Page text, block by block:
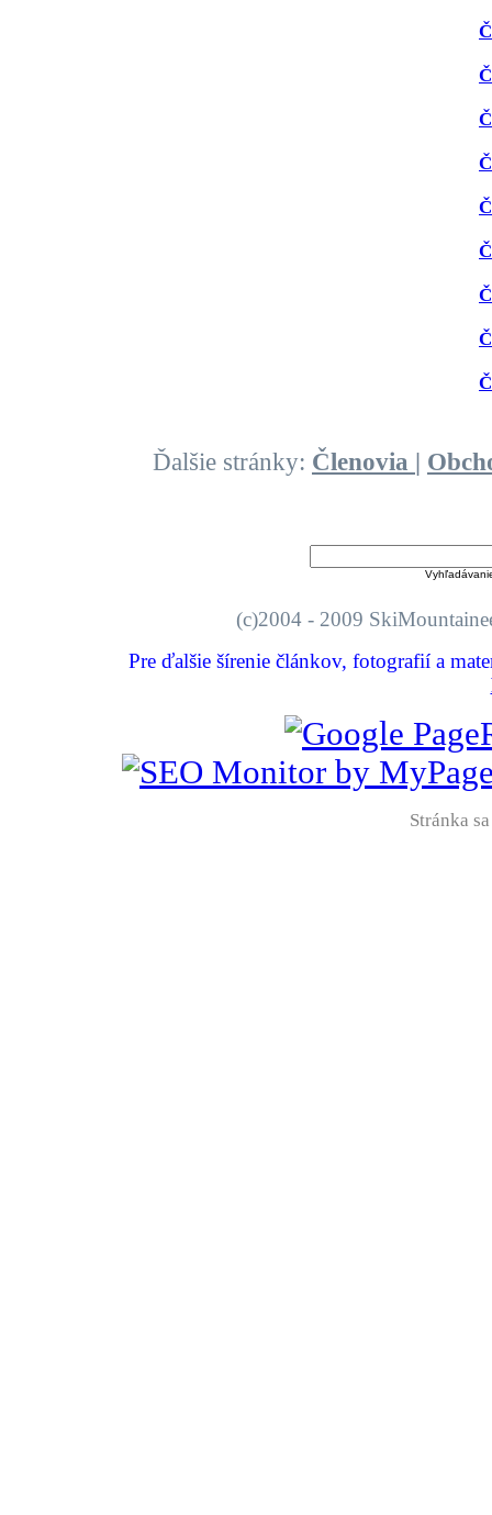
Ďalšie stránky: Členovia |
(c)2004 - 2009
Pre ďalšie šírenie článkov, fotografií a
Stránka